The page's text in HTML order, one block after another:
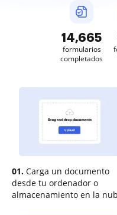
14,666
formularios
completados
01. Carga un documento
desde tu ordenador o
almacenamiento en la